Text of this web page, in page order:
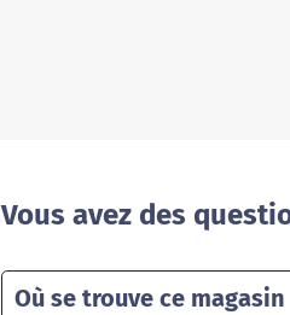
Vous avez des
Où se trouve ce magasin